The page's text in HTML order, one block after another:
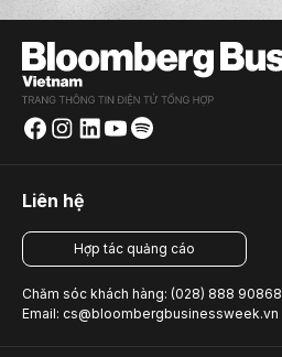
Liên hệ
Hợp tác quảng cáo
Chăm sóc khách hàng: (028) 888 90868
Email: cs@bloombergbusinessweek.vn